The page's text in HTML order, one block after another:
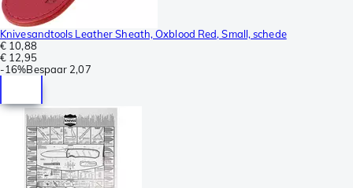
Knivesandtools Leather Sheath, Oxblood Red, Small, schede
€ 10,88
€ 12,95
-16%Bespaar 2,07